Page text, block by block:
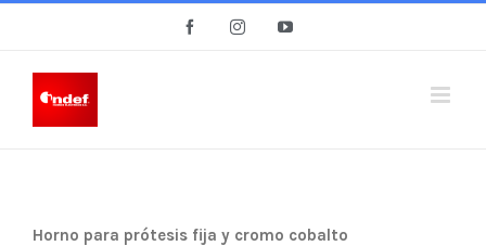
content
FacebookInstagramYouTube
Horno para prótesis fija y cromo cobalto